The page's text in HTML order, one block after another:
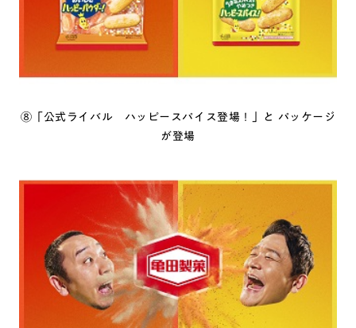
⑧「公式ライバル ハッピースパイス登場！」と パッケージ
が登場